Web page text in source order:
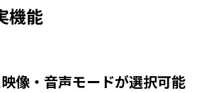
機能
像・音声モードが選択可能